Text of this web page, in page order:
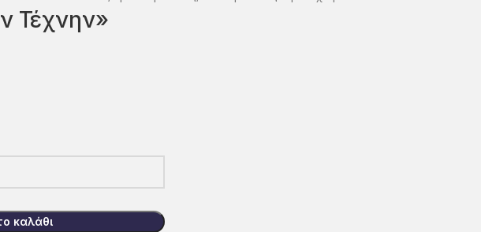
Τέχνην»
καλάθι